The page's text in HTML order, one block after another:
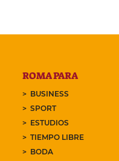
ROMA PARA
BUSINESS
SPORT
ESTUDIOS
TIEMPO LIBRE
BODA